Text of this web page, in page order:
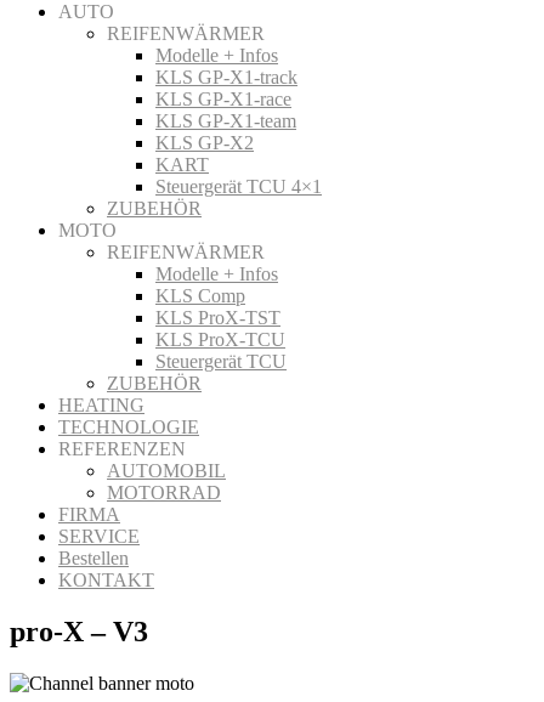
AUTO
REIFENWÄRMER
Modelle + Infos
KLS GP-X1-track
KLS GP-X1-race
KLS GP-X1-team
KLS GP-X2
KART
Steuergerät TCU 4×1
ZUBEHÖR
MOTO
REIFENWÄRMER
Modelle + Infos
KLS Comp
KLS ProX-TST
KLS ProX-TCU
Steuergerät TCU
ZUBEHÖR
HEATING
TECHNOLOGIE
REFERENZEN
AUTOMOBIL
MOTORRAD
FIRMA
SERVICE
Bestellen
KONTAKT
pro-X – V3